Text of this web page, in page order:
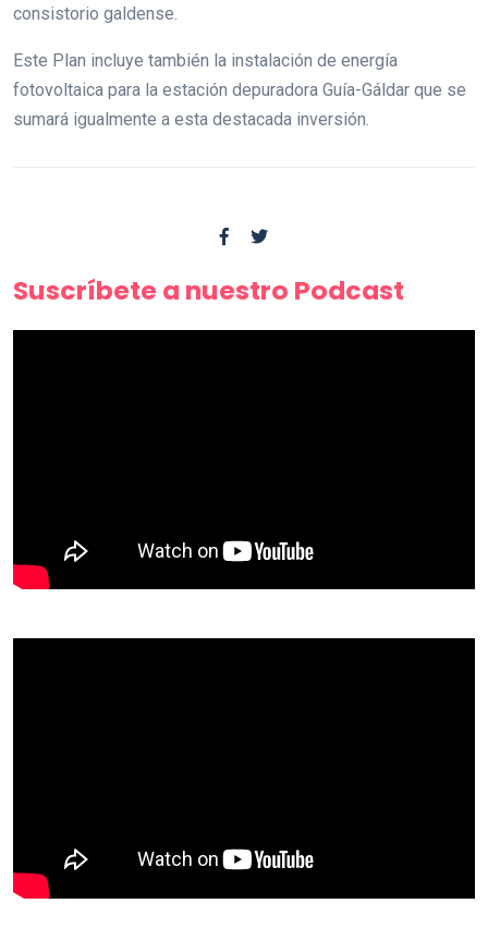
consistorio galdense.
Este Plan incluye también la instalación de energía
fotovoltaica para la estación depuradora Guía-Gáldar que se
sumará igualmente a esta destacada inversión.
Suscríbete a nuestro Podcast